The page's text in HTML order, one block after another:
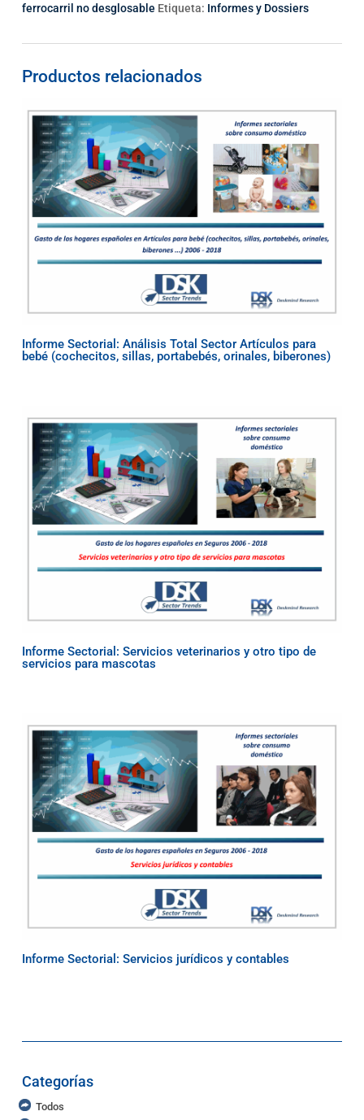
ferrocarril no desglosable Etiqueta: Informes y Dossiers
Productos relacionados
Informe Sectorial: Análisis Total Sector Artículos para
bebé (cochecitos, sillas, portabebés, orinales, biberones)
Informe Sectorial: Servicios veterinarios y otro tipo de
servicios para mascotas
Informe Sectorial: Servicios jurídicos y contables
Categorías
Todos